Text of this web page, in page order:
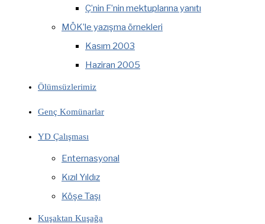
Ç’nin F’nin mektuplarına yanıtı
MÖK’le yazışma örnekleri
Kasım 2003
Haziran 2005
Ölümsüzlerimiz
Genç Komünarlar
YD Çalışması
Enternasyonal
Kızıl Yıldız
Köşe Taşı
Kuşaktan Kuşağa